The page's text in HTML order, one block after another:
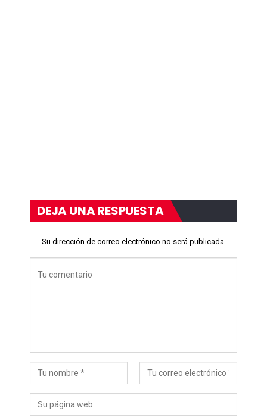
DEJA UNA RESPUESTA
Su dirección de correo electrónico no será publicada.